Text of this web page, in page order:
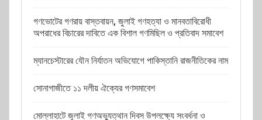
গণভোটের গণরায় বাস্তবায়ন, জুলাই গণহত্যা ও মানবতাবিরোধী
অপরাধের বিচারের দাবিতে এক বিশাল গণমিছিল ও প্রতিবাদ সমাবেশ
ম্যানচেস্টারের যৌন নির্যাতন অভিযোগে পাকিস্তানি রাজনীতিকের নাম
সোনাগাজীতে ১১ দলীয় ঐক্যের গণসমাবেশ
মোল্লাহাটে জুলাই গণঅভ্যুত্থান দিবস উপলক্ষ্যে সংবর্ধনা ও